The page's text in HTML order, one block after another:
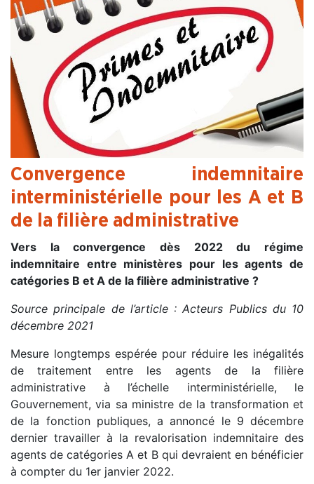
Convergence indemnitaire
interministérielle pour les A et B
de la filière administrative
Vers la convergence dès 2022 du régime
indemnitaire entre ministères pour les agents de
catégories B et A de la filière administrative ?
Source principale de l’article : Acteurs Publics du 10
décembre 2021
Mesure longtemps espérée pour réduire les inégalités
de traitement entre les agents de la filière
administrative à l’échelle interministérielle, le
Gouvernement, via sa ministre de la transformation et
de la fonction publiques, a annoncé le 9 décembre
dernier travailler à la revalorisation indemnitaire des
agents de catégories A et B qui devraient en bénéficier
à compter du 1er janvier 2022.